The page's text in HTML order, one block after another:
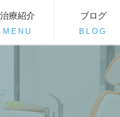
治療紹介
MENU
ブログ
BLOG